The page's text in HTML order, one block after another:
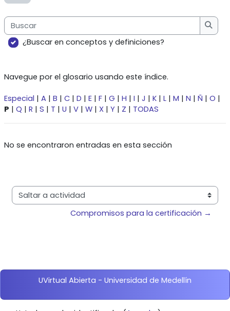
Buscar
¿Buscar en conceptos y definiciones?
Navegue por el glosario usando este índice.
Especial | A | B | C | D | E | F | G | H | I | J | K | L | M | N | Ñ | O |
P | Q | R | S | T | U | V | W | X | Y | Z | TODAS
No se encontraron entradas en esta sección
Saltar a actividad
Compromisos para la certificación →
BloquesUVirtual Abierta - Universidad de Medellín